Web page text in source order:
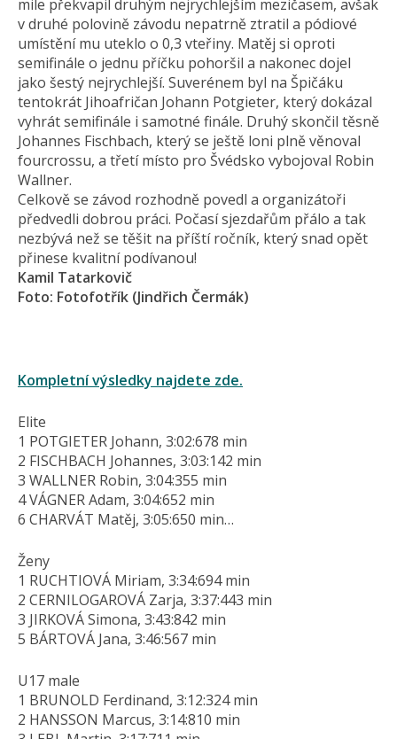
mile překvapil druhým nejrychlejším mezičasem, avšak
v druhé polovině závodu nepatrně ztratil a pódiové
umístění mu uteklo o 0,3 vteřiny. Matěj si oproti
semifinále o jednu příčku pohoršil a nakonec dojel
jako šestý nejrychlejší. Suverénem byl na Špičáku
tentokrát Jihoafričan Johann Potgieter, který dokázal
vyhrát semifinále i samotné finále. Druhý skončil těsně
Johannes Fischbach, který se ještě loni plně věnoval
fourcrossu, a třetí místo pro Švédsko vybojoval Robin
Wallner.
Celkově se závod rozhodně povedl a organizátoři
předvedli dobrou práci. Počasí sjezdařům přálo a tak
nezbývá než se těšit na příští ročník, který snad opět
přinese kvalitní podívanou!
Kamil Tatarkovič
Foto: Fotofotřík (Jindřich Čermák)
Kompletní výsledky najdete zde.
Elite
1 POTGIETER Johann, 3:02:678 min
2 FISCHBACH Johannes, 3:03:142 min
3 WALLNER Robin, 3:04:355 min
4 VÁGNER Adam, 3:04:652 min
6 CHARVÁT Matěj, 3:05:650 min…
Ženy
1 RUCHTIOVÁ Miriam, 3:34:694 min
2 CERNILOGAROVÁ Zarja, 3:37:443 min
3 JIRKOVÁ Simona, 3:43:842 min
5 BÁRTOVÁ Jana, 3:46:567 min
U17 male
1 BRUNOLD Ferdinand, 3:12:324 min
2 HANSSON Marcus, 3:14:810 min